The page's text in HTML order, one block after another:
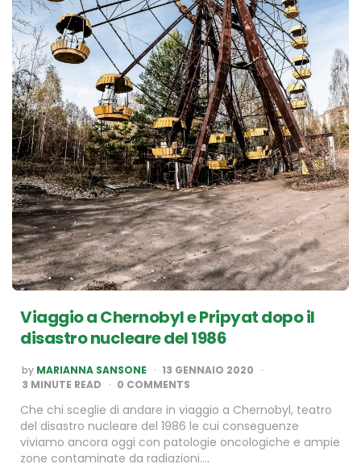
Viaggio a Chernobyl e Pripyat dopo il
disastro nucleare del 1986
POSTED
BY
by MARIANNA SANSONE
13 GENNAIO 2020
3 MINUTE READ 0 COMMENTS
Che chi sceglie di andare in viaggio a Chernobyl, teatro
del disastro nucleare del 1986 le cui conseguenze
viviamo ancora oggi con patologie oncologiche e ampie
zone contaminate da radiazioni….